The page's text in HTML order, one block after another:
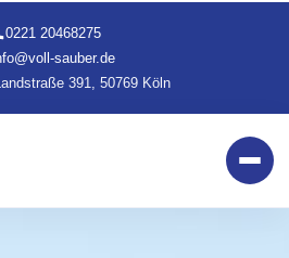
0221 20468275
sauber.de
391, 50769 Köln